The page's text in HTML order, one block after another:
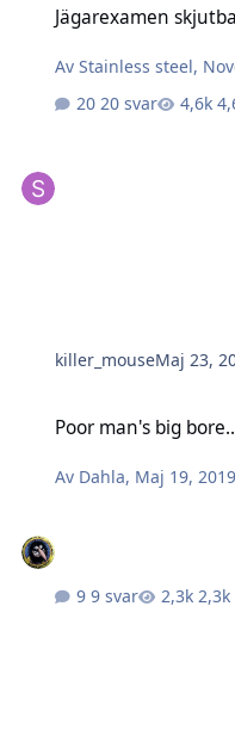
Jägarexamen
AvStainless steel,
20 svar
killer_mouseMaj 23,
Poor man's big
Av Dahla, Maj 19, 2019
9 svar